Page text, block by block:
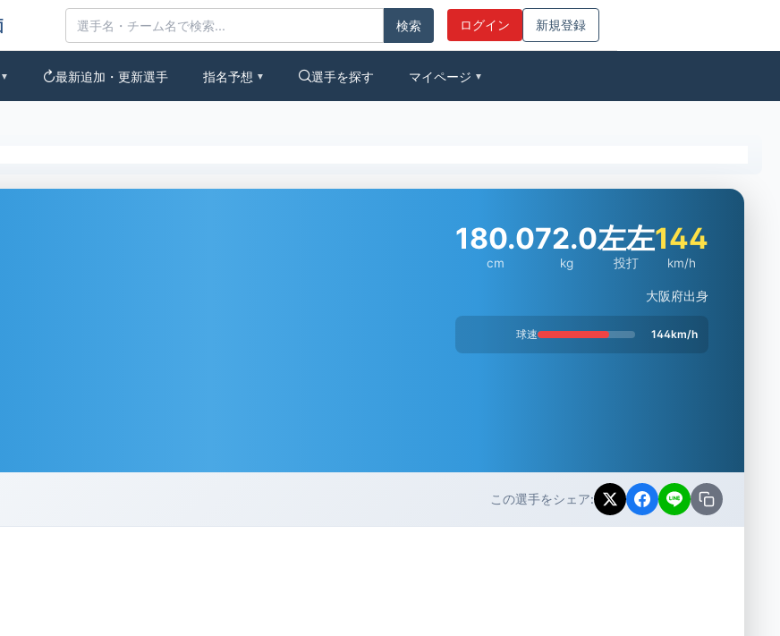
評価
ログイン 新規登録
▼ 最新追加・更新選手 指名予想 ▼ 選手を探す マイページ ▼
180.0
cm
72.0
kg
左左
投打
144
km/h
大阪府出身
球速 144km/h
この選手をシェア: